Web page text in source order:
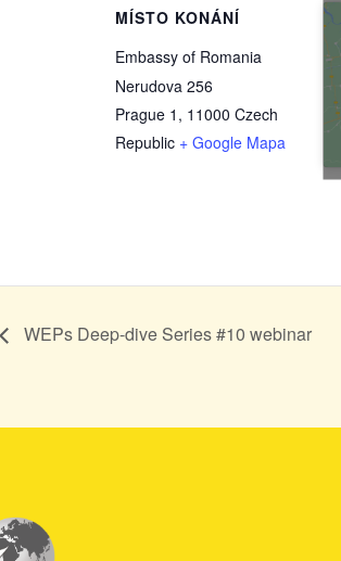
MÍSTO KONÁNÍ
Embassy of Romania
Nerudova 256
Prague 1 , 11000 Czech
Republic + Google Mapa
WEPs Deep-dive Series #10 webinar